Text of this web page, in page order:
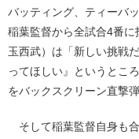
バッティング、ティーバ
稲葉監督から全試合4番
玉西武）は「新しい挑戦
ってほしい』というとこ
をバックスクリーン直撃
そして稲葉監督自身も